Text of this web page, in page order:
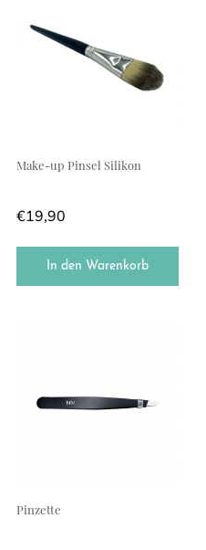
Make-up Pinsel Silikon
€19,90
In den Warenkorb
Pinzette